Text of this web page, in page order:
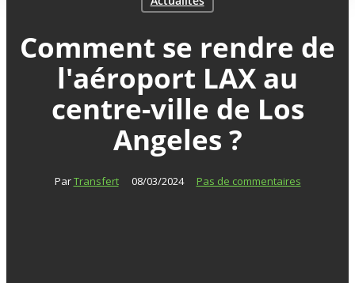
Comment se rendre de
l'aéroport LAX au
centre-ville de Los
Angeles ?
ParTransfert 08/03/2024 Pas de commentaires